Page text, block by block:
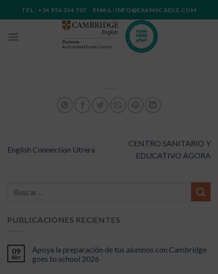
al
TEL.: +34 956 324 707 EMAIL: INFO@EXAMSCADIZ.COM
English Connection Utrera
CENTRO SANITARIO Y
EDUCATIVO ÁGORA
PUBLICACIONES RECIENTES
09
Abr
Apoya la preparación de tus alumnos con Cambridge
goes to school 2026